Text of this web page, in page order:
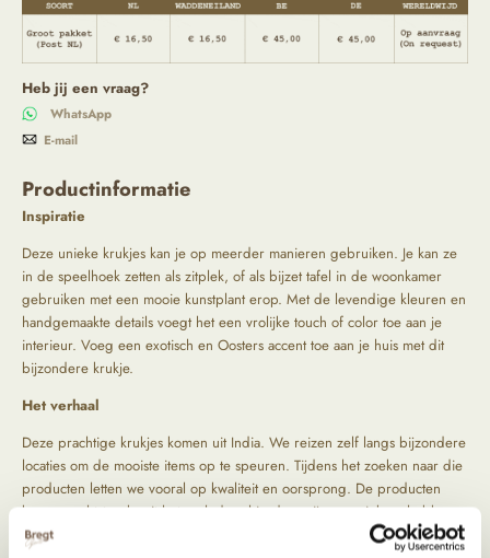
Heb jij een vraag?
WhatsApp
E-mail
Productinformatie
Inspiratie
Deze unieke krukjes kan je op meerder manieren gebruiken. Je kan ze
in de speelhoek zetten als zitplek, of als bijzet tafel in de woonkamer
gebruiken met een mooie kunstplant erop. Met de levendige kleuren en
handgemaakte details voegt het een vrolijke touch of color toe aan je
interieur. Voeg een exotisch en Oosters accent toe aan je huis met dit
bijzondere krukje.
Het verhaal
Deze prachtige krukjes komen uit India. We reizen zelf langs bijzondere
locaties om de mooiste items op te speuren. Tijdens het zoeken naar die
producten letten we vooral op kwaliteit en oorsprong. De producten
komen rechtstreeks uit het verleden, hierdoor zijn ze uniek en hebben
ze een prachtig geleefd uiterlijk.